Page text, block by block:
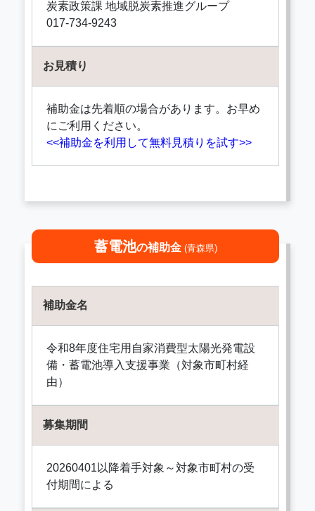
炭素政策課 地域脱炭素推進グループ
017-734-9243
お見積り
補助金は先着順の場合があります。お早め
にご利用ください。
<<補助金を利用して無料見積りを試す>>
蓄電池の補助金 (青森県)
補助金名
令和8年度住宅用自家消費型太陽光発電設
備・蓄電池導入支援事業（対象市町村経
由）
募集期間
20260401以降着手対象～対象市町村の受
付期間による